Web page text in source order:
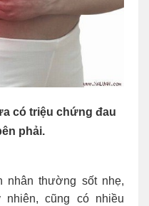
có triệu chứng đau
phải.
nhân thường sốt nhẹ,
nhiên, cũng có nhiều